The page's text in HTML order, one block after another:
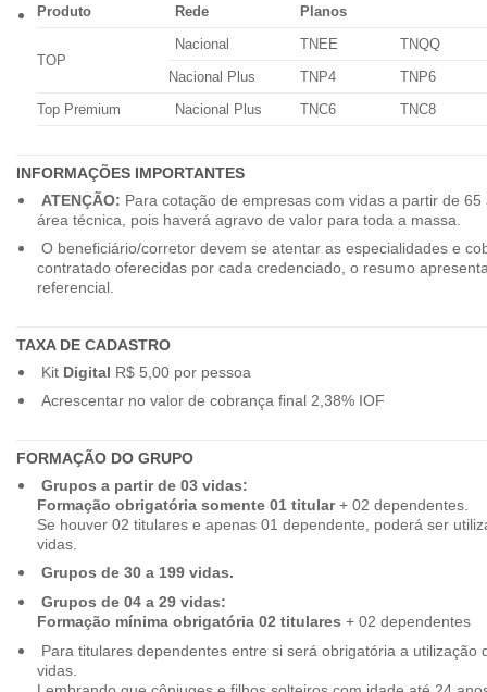
Produto Rede Planos
TOP
Nacional TNEE
TNQQ
Nacional Plus
TNP4
TNP6
Top Premium
Nacional Plus TNC6 TNC8
INFORMAÇÕES IMPORTANTES
ATENÇÃO: Para cotação de empresas com vidas a partir de
área técnica, pois haverá agravo de valor para toda a massa.
O beneficiário/corretor devem se atentar as especialidades e
contratado oferecidas por cada credenciado, o resumo
referencial.
TAXA DE CADASTRO
Kit Digital R$ 5,00 por pessoa
Acrescentar no valor de cobrança final 2,38% IOF
FORMAÇÃO DO GRUPO
Grupos a partir de 03 vidas:
Formação obrigatória somente 01 titular+ 02 dependentes.
Se houver 02 titulares e apenas 01 dependente, poderá ser
vidas.
Grupos de 30 a 199 vidas.
Grupos de 04 a 29 vidas:
Formação mínima obrigatória 02 titulares + 02 dependentes
Para titulares dependentes entre si será obrigatória a utilização
vidas.